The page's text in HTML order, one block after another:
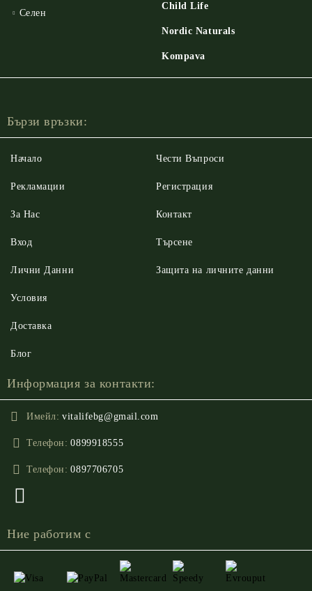
Селен
Child Life
Nordic Naturals
Kompava
Бързи връзки:
Начало
Рекламации
За Нас
Вход
Чести Въпроси
Регистрация
Контакт
Търсене
Лични Данни
Условия
Доставка
Блог
Защита на личните данни
Информация за контакти:
Имейл: vitalifebg@gmail.com
Телефон: 0899918555
Телефон: 0897706705
Ние работим с